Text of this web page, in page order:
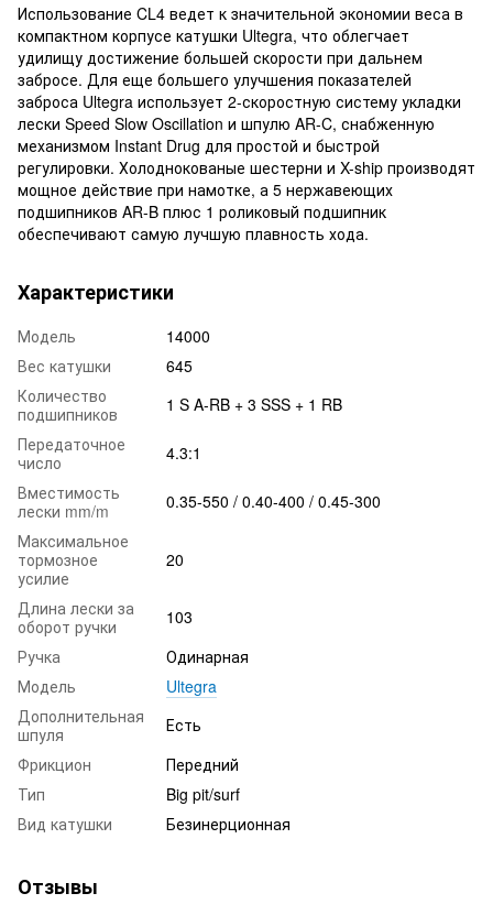
Использование CL4 ведет к значительной экономии веса в
компактном корпусе катушки Ultegra, что облегчает
удилищу достижение большей скорости при дальнем
забросе. Для еще большего улучшения показателей
заброса Ultegra использует 2-скоростную систему укладки
лески Speed Slow Oscillation и шпулю AR-C, снабженную
механизмом Instant Drug для простой и быстрой
регулировки. Холоднокованые шестерни и X-ship производят
мощное действие при намотке, а 5 нержавеющих
подшипников AR-B плюс 1 роликовый подшипник
обеспечивают самую лучшую плавность хода.
Характеристики
Модель
14000
Вес катушки
645
Количество
подшипников
1 S A-RB + 3 SSS + 1 RB
Передаточное
число
4.3:1
Вместимость
лески mm/m
0.35-550 / 0.40-400 / 0.45-300
Максимальное
тормозное
усилие
20
Длина лески за
оборот ручки
103
Ручка
Одинарная
Модель
Ultegra
Дополнительная
шпуля
Есть
Фрикцион
Передний
Тип
Big pit/surf
Вид катушки
Безинерционная
Отзывы